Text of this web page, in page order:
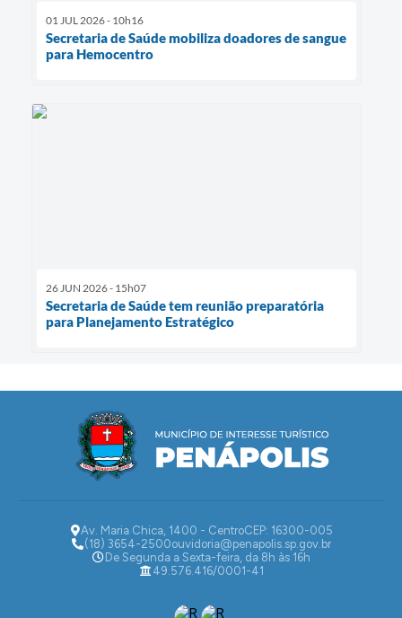
01 JUL 2026 - 10h16
Secretaria de Saúde mobiliza doadores de sangue
para Hemocentro
26 JUN 2026 - 15h07
Secretaria de Saúde tem reunião preparatória
para Planejamento Estratégico
Av. Maria Chica, 1400 - CentroCEP: 16300-005
(18) 3654-2500ouvidoria@penapolis.sp.gov.br
De Segunda a Sexta-feira, da 8h às 16h
49.576.416/0001-41